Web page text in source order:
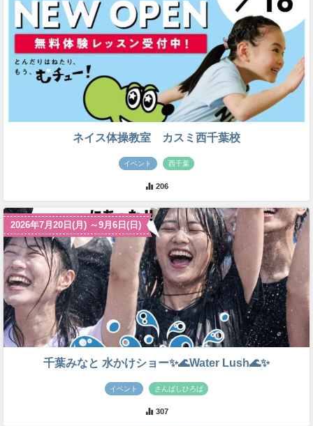
ネイス体操教室 カスミ西千葉校
イベント 西千葉
206
2026年7月20日(月) ～9月6日(日)
千葉みなと 水かけショー✨🌊Water Lush🌊✨
イベント さんばしひろば
307